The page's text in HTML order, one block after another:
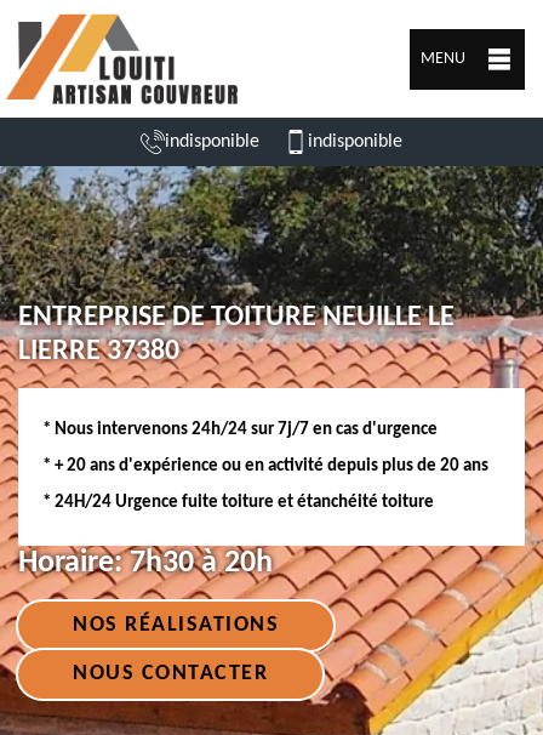
MENU
indisponible indisponible
ENTREPRISE DE TOITURE NEUILLE LE
LIERRE 37380
* Nous intervenons 24h/24 sur 7j/7 en cas d'urgence
* + 20 ans d'expérience ou en activité depuis plus de 20 ans
* 24H/24 Urgence fuite toiture et étanchéité toiture
Horaire:7h30 à 20h
NOS RÉALISATIONS
NOUS CONTACTER